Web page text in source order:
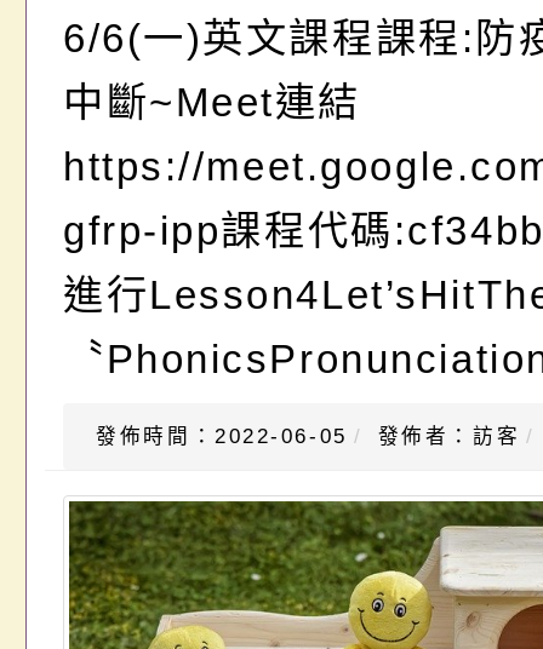
6/6(一)英文課程課程:防
中斷~Meet連結
https://
gfrp-ipp課程代碼
進行
〝
發佈時間：2022-06-05 發佈者：訪客